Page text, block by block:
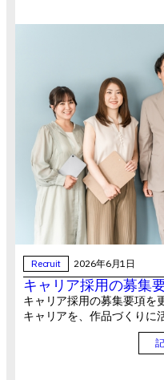
Recruit 2026年6月1日
キャリア採用の募集
キャリア採用の募集要項を
キャリアを、作品づくりに